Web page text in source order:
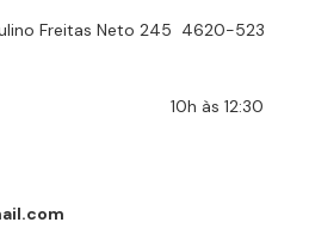
Freitas Neto 245 4620-523
10h às 12:30